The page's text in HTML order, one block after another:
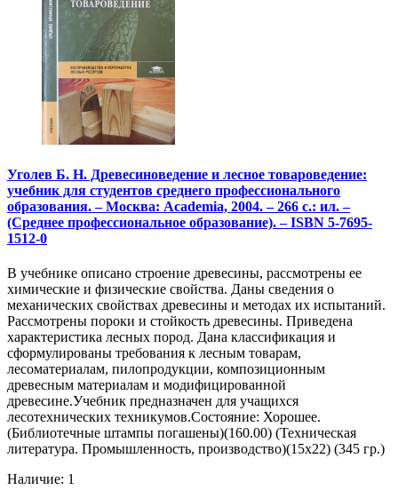
Уголев Б. Н. Древесиноведение и лесное товароведение:
учебник для студентов среднего профессионального
образования. – Москва: Academia, 2004. – 266 с.: ил. –
(Среднее профессиональное образование). – ISBN 5-7695-
1512-0
В учебнике описано строение древесины, рассмотрены ее
химические и физические свойства. Даны сведения о
механических свойствах древесины и методах их испытаний.
Рассмотрены пороки и стойкость древесины. Приведена
характеристика лесных пород. Дана классификация и
сформулированы требования к лесным товарам,
лесоматериалам, пилопродукции, композиционным
древесным материалам и модифицированной
древесине.Учебник предназначен для учащихся
лесотехнических техникумов.Состояние: Хорошее.
(Библиотечные штампы погашены)(160.00) (Техническая
литература. Промышленность, производство)(15х22) (345 гр.)
Наличие: 1